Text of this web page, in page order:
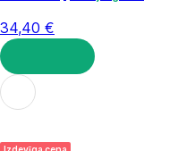
34,40 €
LIKT GROZĀ